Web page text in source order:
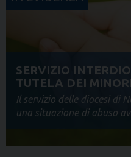
SERVIZIO
TUTELA DEI
Il servizio delle diocesi di
una situazione di abuso